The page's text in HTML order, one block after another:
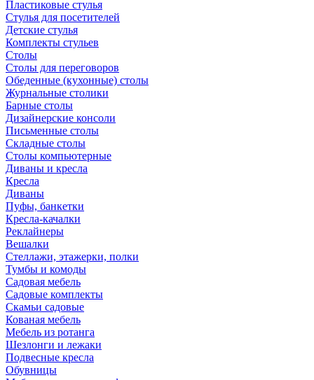
Пластиковые стулья
Стулья для посетителей
Детские стулья
Комплекты стульев
Столы
Столы для переговоров
Обеденные (кухонные) столы
Журнальные столики
Барные столы
Дизайнерские консоли
Письменные столы
Складные столы
Столы компьютерные
Диваны и кресла
Кресла
Диваны
Пуфы, банкетки
Кресла-качалки
Реклайнеры
Вешалки
Стеллажи, этажерки, полки
Тумбы и комоды
Садовая мебель
Садовые комплекты
Скамьи садовые
Кованая мебель
Мебель из ротанга
Шезлонги и лежаки
Подвесные кресла
Обувницы